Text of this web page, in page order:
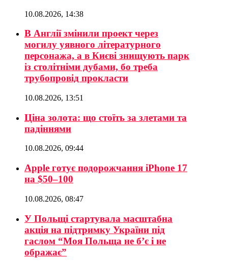
10.08.2026, 14:38
В Англії змінили проект через
могилу уявного літературного
персонажа, а в Києві знищують парк
із столітніми дубами, бо треба
трубопровід прокласти
10.08.2026, 13:51
Ціна золота: що стоїть за злетами та
падіннями
10.08.2026, 09:44
Apple готує подорожчання iPhone 17
на $50–100
10.08.2026, 08:47
У Польщі стартувала масштабна
акція на підтримку України під
гаслом “Моя Польща не б’є і не
ображає”